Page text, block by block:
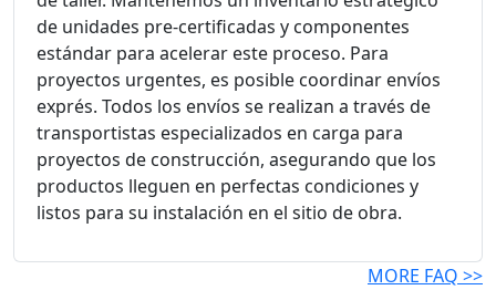
de unidades pre-certificadas y componentes
estándar para acelerar este proceso. Para
proyectos urgentes, es posible coordinar envíos
exprés. Todos los envíos se realizan a través de
transportistas especializados en carga para
proyectos de construcción, asegurando que los
productos lleguen en perfectas condiciones y
listos para su instalación en el sitio de obra.
MORE FAQ >>